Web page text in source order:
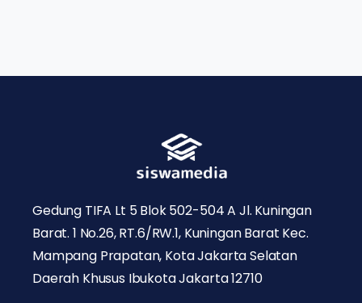
Gedung TIFA Lt 5 Blok 502-504 A Jl. Kuningan
Barat. 1 No.26, RT.6/RW.1, Kuningan Barat Kec.
Mampang Prapatan, Kota Jakarta Selatan
Daerah Khusus Ibukota Jakarta 12710